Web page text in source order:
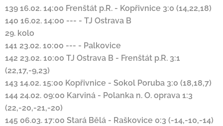
139 16.02. 14:00 Frenštát p.R. - Kopřivnice 3:0 (14,22,18)
140 16.02. 14:00 --- - TJ Ostrava B
29. kolo
141 23.02. 10:00 --- - Palkovice
142 23.02. 10:00 TJ Ostrava B - Frenštát p.R. 3:1
(22,17,-9,23)
143 14.02. 15:00 Kopřivnice - Sokol Poruba 3:0 (18,18,7)
144 24.02. 09:00 Karviná - Polanka n. O. oprava 1:3
(22,-20,-21,-20)
145 06.03. 17:00 Stará Bělá - Raškovice 0:3 (-14,-10,-14)